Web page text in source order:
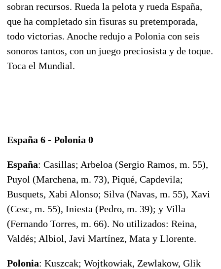
sobran recursos. Rueda la pelota y rueda España,
que ha completado sin fisuras su pretemporada,
todo victorias. Anoche redujo a Polonia con seis
sonoros tantos, con un juego preciosista y de toque.
Toca el Mundial.
España 6 - Polonia 0
España: Casillas; Arbeloa (Sergio Ramos, m. 55),
Puyol (Marchena, m. 73), Piqué, Capdevila;
Busquets, Xabi Alonso; Silva (Navas, m. 55), Xavi
(Cesc, m. 55), Iniesta (Pedro, m. 39); y Villa
(Fernando Torres, m. 66). No utilizados: Reina,
Valdés; Albiol, Javi Martínez, Mata y Llorente.
Polonia: Kuszcak; Wojtkowiak, Zewlakow, Glik